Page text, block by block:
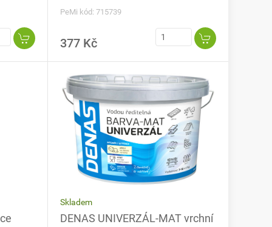
PeMi kód: 715739
377 Kč
Skladem
DENAS UNIVERZÁL-MAT vrchní